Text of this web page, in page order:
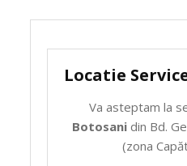
Locatie
Va asteptam la
Botosanidin Bd.
(zona